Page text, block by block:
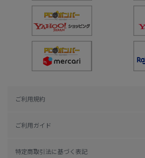
ご利用規約
ご利用ガイド
特定商取引法に基づく表記